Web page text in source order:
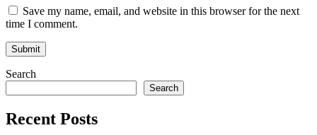
Save my name, email, and website in this browser for the next
time I comment.
Search
Search
Recent Posts